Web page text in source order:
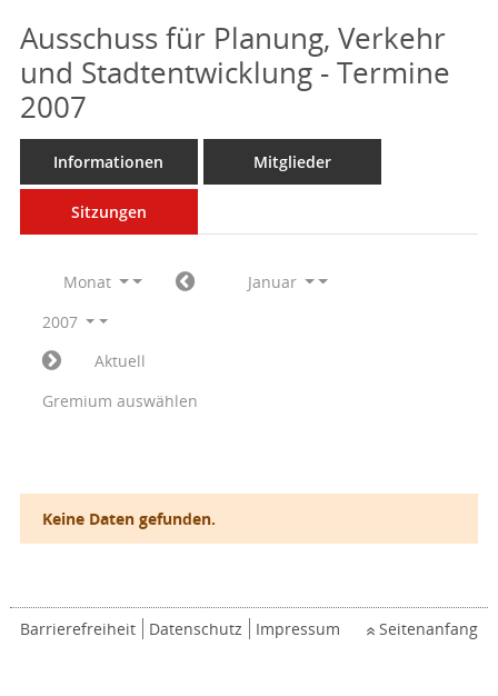
Ausschuss für Planung, Verkehr
und Stadtentwicklung - Termine
2007
Informationen Mitglieder
Sitzungen
Monat
Januar
2007
Aktuell
Gremium auswählen
Keine Daten gefunden.
Barrierefreiheit Datenschutz Impressum Seitenanfang